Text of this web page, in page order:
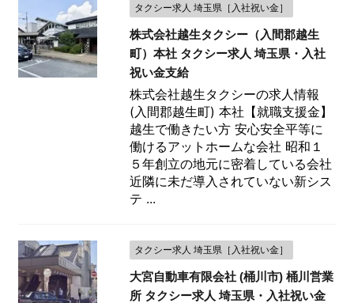
タクシー求人 埼玉県［入社祝い金］
株式会社越生タクシー（入間郡越生
町）本社 タクシー求人 埼玉県・入社
祝い金支給
株式会社越生タクシーの求人情報
(入間郡越生町) 本社【就職支援金】
越生で働きたい方 安心安全平等に
働けるアットホームな会社 昭和１
５年創立の地元に密着している会社
近隣に未だ導入されていない新シス
テ ...
タクシー求人 埼玉県［入社祝い金］
大宮自動車有限会社 (桶川市) 桶川営業
所 タクシー求人 埼玉県・入社祝い金